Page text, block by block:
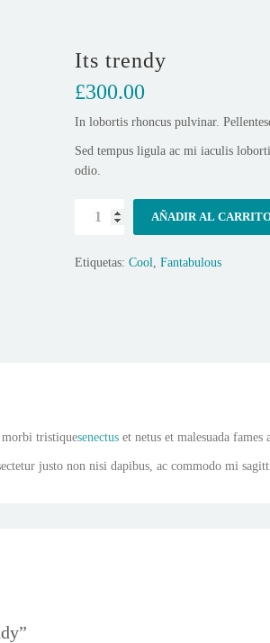
Its trendy
£300.00
In lobortis rhoncus pulvinar.
Sed tempus ligula ac mi iaculis
odio.
AÑADIR AL
Etiquetas: Cool, Fantabulous
morbi tristiquesenectus et netus et malesuada fames
justo non nisi dapibus, ac commodo mi